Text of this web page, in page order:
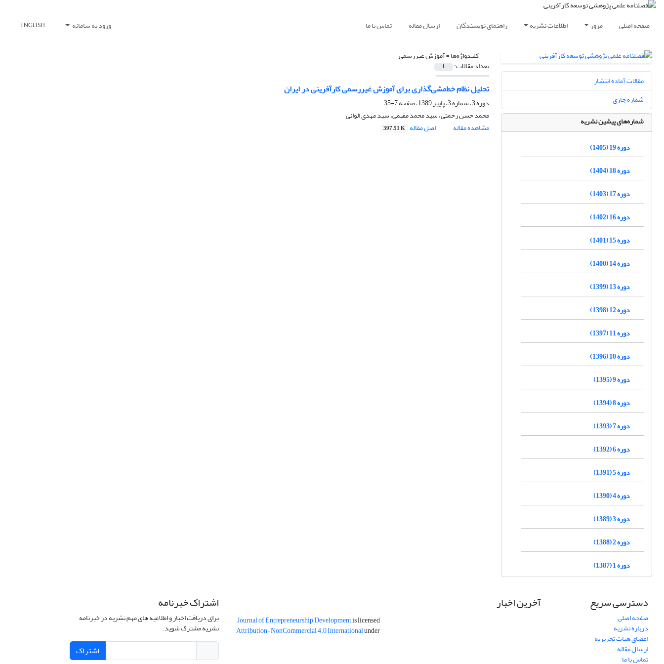
صفحه اصلی مرور اطلاعات نشریه راهنمای نویسندگان ارسال مقاله تماس با ما ورود به سامانه ENGLISH
کلیدواژه‌ها =آموزش غیررسمی
تعداد مقالات: 1
تحلیل نظام خط‌مشی‌گذاری برای آموزش غیررسمی کارآفرینی در ایران
دوره 3، شماره 3، پاییز 1389، صفحه
7-35
محمد حسن رحمتی، سید محمد مقیمی، سید مهدی الوانی
مشاهده مقاله
اصل مقاله 397.51 K
مقالات آماده انتشار
شماره جاری
شماره‌های پیشین نشریه
دوره 19 (1405)
دوره 18 (1404)
دوره 17 (1403)
دوره 16 (1402)
دوره 15 (1401)
دوره 14 (1400)
دوره 13 (1399)
دوره 12 (1398)
دوره 11 (1397)
دوره 10 (1396)
دوره 9 (1395)
دوره 8 (1394)
دوره 7 (1393)
دوره 6 (1392)
دوره 5 (1391)
دوره 4 (1390)
دوره 3 (1389)
دوره 2 (1388)
دوره 1 (1387)
دسترسی سریع
صفحه اصلی
درباره نشریه
اعضای هیات تحریریه
ارسال مقاله
تماس با ما
آخرین اخبار
Journal of Entrepreneurship Developmentis licensed
under
Attribution-NonCommercial 4.0 International
اشتراک خبرنامه
برای دریافت اخبار و اطلاعیه های مهم نشریه در خبرنامه
نشریه مشترک شوید.
اشتراک